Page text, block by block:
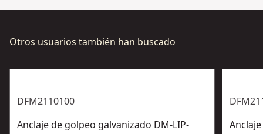
Otros usuarios también han buscado
DFM2110100
Anclaje de golpeo galvanizado DM-LIP-